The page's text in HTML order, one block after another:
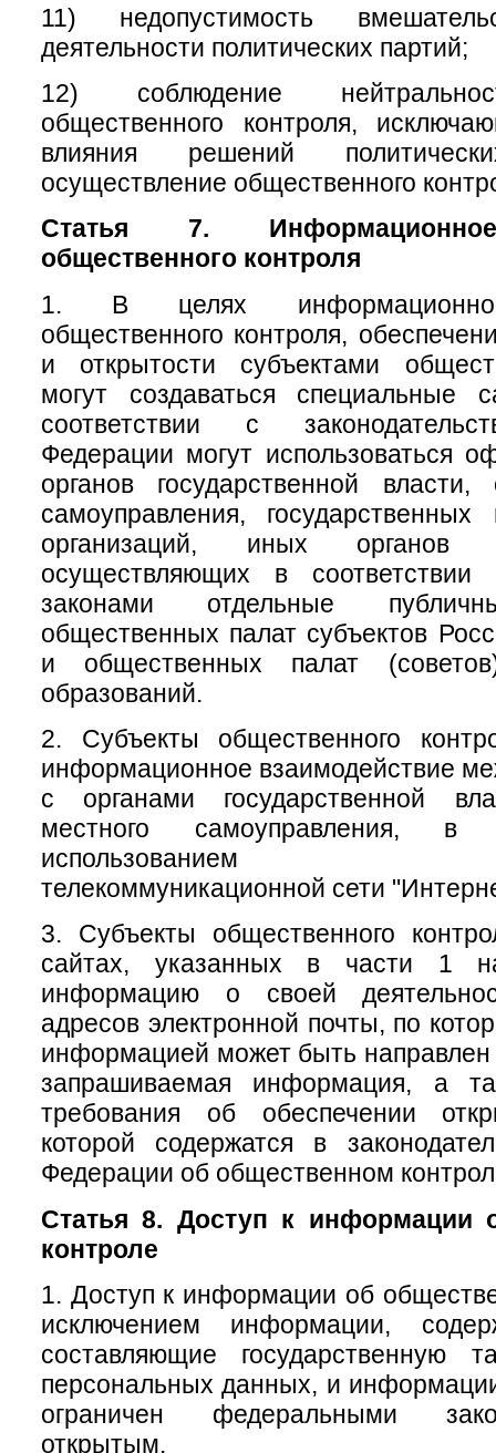
11) недопустимость
деятельности политических партий;
12) соблюдение
общественного контроля,
влияния решений
осуществление общественного
Статья 7.
общественного контроля
1. В целях
общественного контроля,
и открытости субъектами
могут создаваться
соответствии с
Федерации могут использоваться
органов государственной власти,
самоуправления,
организаций, иных органов
осуществляющих в
законами отдельные
общественных палат субъектов
и общественных палат
образований.
2. Субъекты общественного
информационное взаимодействие
с органами государственной
местного
использованием
телекоммуникационной сети
3. Субъекты общественного
сайтах, указанных в части 1
информацию о своей
адресов электронной почты, по
информацией может быть направлен
запрашиваемая информация, а
требования об обеспечении
которой содержатся в
Федерации об общественном
Статья 8. Доступ к информации
контроле
1. Доступ к информации об
исключением информации,
составляющие государственную
персональных данных, и
ограничен федеральными
открытым.